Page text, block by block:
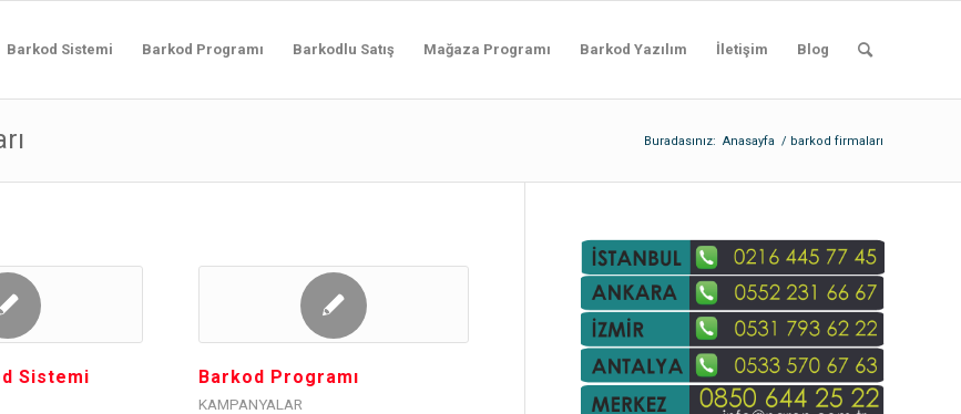
Barkod Sistemi Barkod Programı Barkodlu Satış Mağaza Programı Barkod Yazılım İletişim Blog
Buradasınız: Anasayfa / barkod firmaları
Sistemi Barkod Programı
KAMPANYALAR